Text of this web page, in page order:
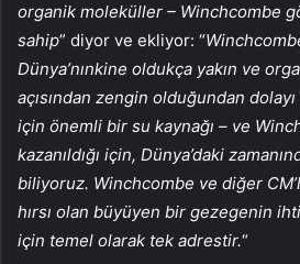
organik moleküller – Winchcombe
sahip” diyor ve ekliyor: “
Dünya’nınkine oldukça yakın ve
açısından zengin olduğundan
için önemli bir su kaynağı – ve
kazanıldığı için, Dünya’daki
biliyoruz. Winchcombe ve diğer
hırsı olan büyüyen bir gezegenin
için temel olarak tek adrestir.“